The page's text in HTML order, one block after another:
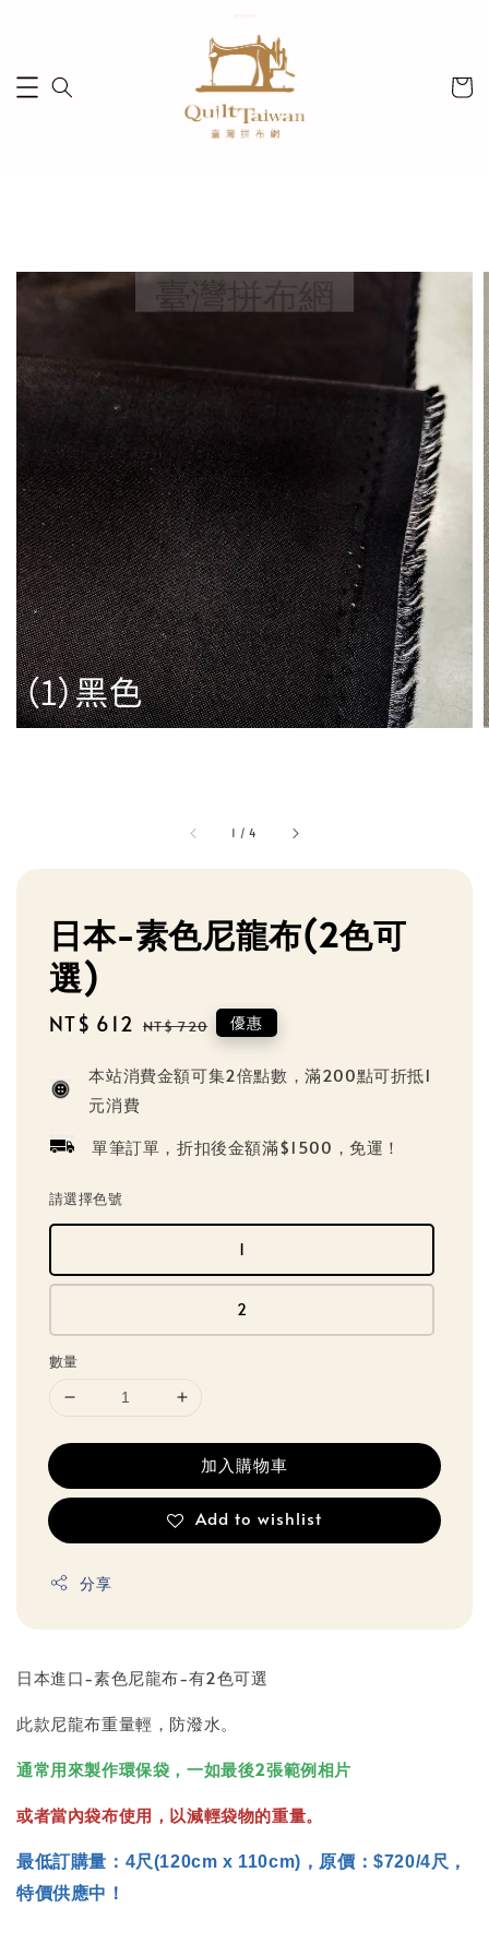
1 /4
日本-素色尼龍布(2色可
選)
Sale
NT$ 612 Regular
NT$ 720 優惠
本站消費金額可集2倍點數，滿200點可折抵1
元消費
單筆訂單，折扣後金額滿$1500，免運！
請選擇色號
1
2
數量
加入購物車
Add to wishlist
分享
日本進口-素色尼龍布-有2色可選
此款尼龍布重量輕，防潑水。
通常用來製作環保袋，一如最後2張範例相片
或者當內袋布使用，以減輕袋物的重量。
最低訂購量：4尺(120cm x 110cm)，原價：$720/4尺，
特價供應中！